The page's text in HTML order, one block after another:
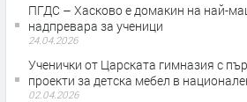
ПГДС – Хасково е домакин на най-
надпревара за ученици
24.04.2026
Ученички от Царската гимназия с
проекти за детска мебел в
02.04.2026